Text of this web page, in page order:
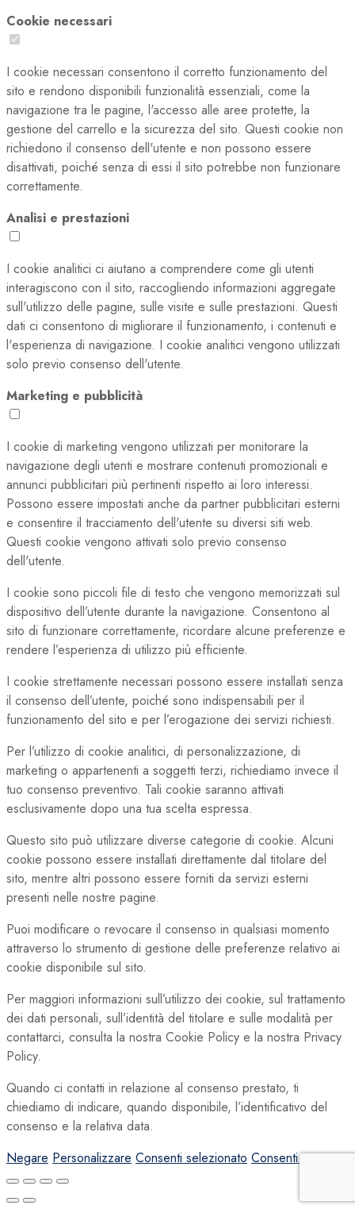
Cookie necessari
I cookie necessari consentono il corretto funzionamento del
sito e rendono disponibili funzionalità essenziali, come la
navigazione tra le pagine, l'accesso alle aree protette, la
gestione del carrello e la sicurezza del sito. Questi cookie non
richiedono il consenso dell'utente e non possono essere
disattivati, poiché senza di essi il sito potrebbe non funzionare
correttamente.
Analisi e prestazioni
I cookie analitici ci aiutano a comprendere come gli utenti
interagiscono con il sito, raccogliendo informazioni aggregate
sull'utilizzo delle pagine, sulle visite e sulle prestazioni. Questi
dati ci consentono di migliorare il funzionamento, i contenuti e
l'esperienza di navigazione. I cookie analitici vengono utilizzati
solo previo consenso dell'utente.
Marketing e pubblicità
I cookie di marketing vengono utilizzati per monitorare la
navigazione degli utenti e mostrare contenuti promozionali e
annunci pubblicitari più pertinenti rispetto ai loro interessi.
Possono essere impostati anche da partner pubblicitari esterni
e consentire il tracciamento dell'utente su diversi siti web.
Questi cookie vengono attivati solo previo consenso
dell'utente.
I cookie sono piccoli file di testo che vengono memorizzati sul
dispositivo dell’utente durante la navigazione. Consentono al
sito di funzionare correttamente, ricordare alcune preferenze e
rendere l’esperienza di utilizzo più efficiente.
I cookie strettamente necessari possono essere installati senza
il consenso dell’utente, poiché sono indispensabili per il
funzionamento del sito e per l’erogazione dei servizi richiesti.
Per l’utilizzo di cookie analitici, di personalizzazione, di
marketing o appartenenti a soggetti terzi, richiediamo invece il
tuo consenso preventivo. Tali cookie saranno attivati
esclusivamente dopo una tua scelta espressa.
Questo sito può utilizzare diverse categorie di cookie. Alcuni
cookie possono essere installati direttamente dal titolare del
sito, mentre altri possono essere forniti da servizi esterni
presenti nelle nostre pagine.
Puoi modificare o revocare il consenso in qualsiasi momento
attraverso lo strumento di gestione delle preferenze relativo ai
cookie disponibile sul sito.
Per maggiori informazioni sull’utilizzo dei cookie, sul trattamento
dei dati personali, sull’identità del titolare e sulle modalità per
contattarci, consulta la nostra Cookie Policy e la nostra Privacy
Policy.
Quando ci contatti in relazione al consenso prestato, ti
chiediamo di indicare, quando disponibile, l’identificativo del
consenso e la relativa data.
Negare Personalizzare Consenti selezionato Consenti tutto